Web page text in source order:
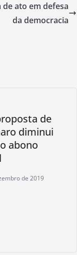
ato em defesa
da democracia
de
diminui
abono
de 2019